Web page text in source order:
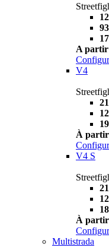
A partir
V4
À partir
V4 S
À partir
Multistrada